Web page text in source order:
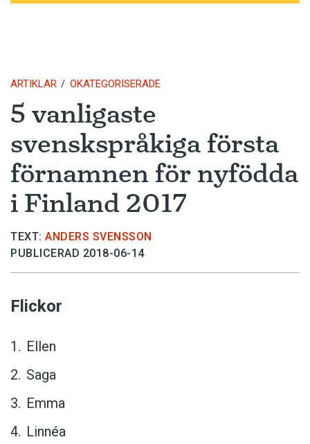
ARTIKLAR OKATEGORISERADE
5 vanligaste
svenskspråkiga första
förnamnen för nyfödda
i Finland 2017
TEXT: ANDERS SVENSSON
PUBLICERAD 2018-06-14
Flickor
Ellen
Saga
Emma
Linnéa